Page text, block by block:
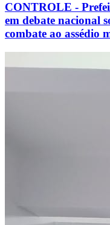
CONTROLE -
em debate nacional
combate ao assédio